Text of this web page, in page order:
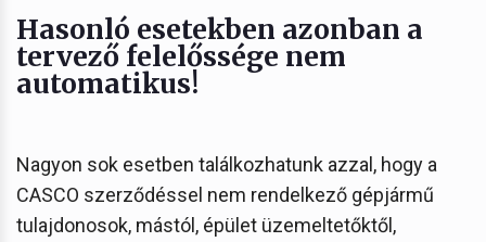
Hasonló esetekben azonban a
tervező felelőssége nem
automatikus!
Nagyon sok esetben találkozhatunk azzal, hogy a
CASCO szerződéssel nem rendelkező gépjármű
tulajdonosok, mástól, épület üzemeltetőktől,